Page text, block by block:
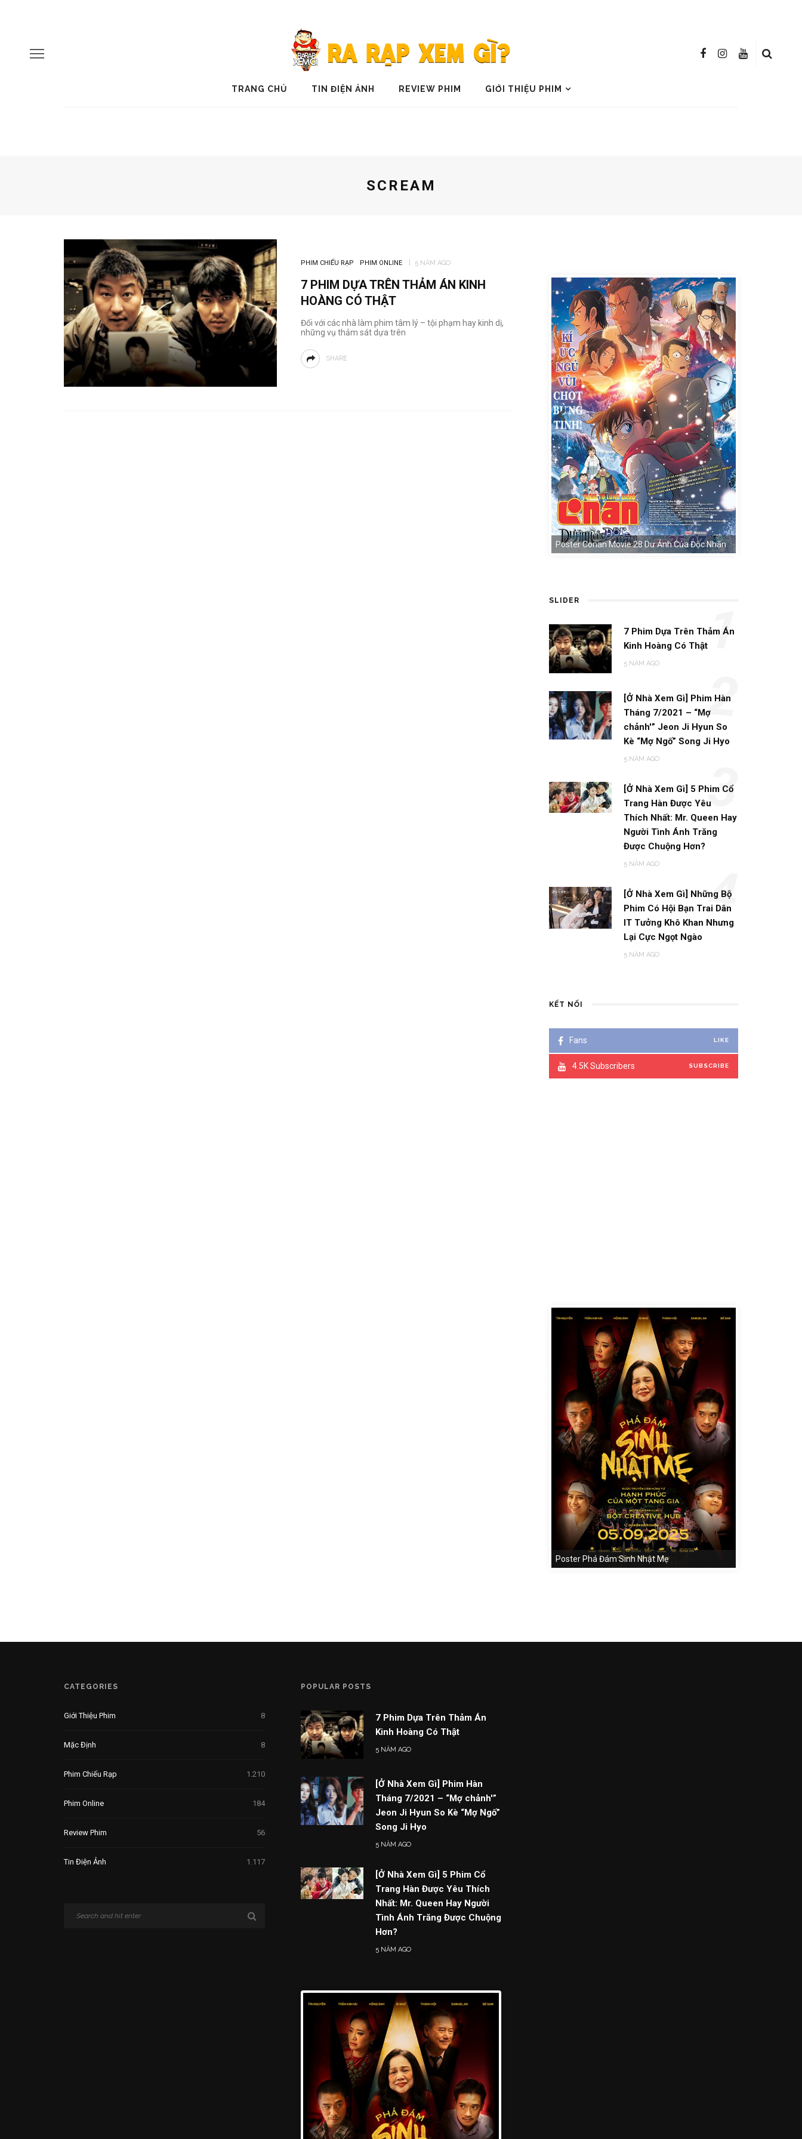
TRANG CHỦ TIN ĐIỆN ẢNH REVIEW PHIM GIỚI THIỆU PHIM
SCREAM
PHIM CHIẾU RẠP PHIM ONLINE 5 NĂM AGO
7 PHIM DỰA TRÊN THẢM ÁN KINH
HOÀNG CÓ THẬT
Đối với các nhà làm phim tâm lý – tội phạm hay kinh dị,
những vụ thảm sát dựa trên
SHARE
Poster Conan Movie 28 Dư Ảnh Của Độc Nhãn
SLIDER
7 Phim Dựa Trên Thảm Án
Kinh Hoàng Có Thật
5 NĂM AGO
1
[Ở Nhà Xem Gì] Phim Hàn
Tháng 7/2021 – “Mợ
chảnh'” Jeon Ji Hyun So
Kè “Mợ Ngố” Song Ji Hyo
5 NĂM AGO
2
[Ở Nhà Xem Gì] 5 Phim Cổ
Trang Hàn Được Yêu
Thích Nhất: Mr. Queen Hay
Người Tình Ánh Trăng
Được Chuộng Hơn?
5 NĂM AGO
3
[Ở Nhà Xem Gì] Những Bộ
Phim Có Hội Bạn Trai Dân
IT Tưởng Khô Khan Nhưng
Lại Cực Ngọt Ngào
5 NĂM AGO
4
KẾT NỐI
Fans LIKE
4.5K Subscribers SUBSCRIBE
Poster Phá Đám Sinh Nhật Mẹ
CATEGORIES
Giới Thiệu Phim 8
Mặc Định 8
Phim Chiếu Rạp 1.210
Phim Online 184
Review Phim 56
Tin Điện Ảnh 1.117
POPULAR POSTS
7 Phim Dựa Trên Thảm Án
Kinh Hoàng Có Thật
5 NĂM AGO
[Ở Nhà Xem Gì] Phim Hàn
Tháng 7/2021 – “Mợ chảnh'”
Jeon Ji Hyun So Kè “Mợ Ngố”
Song Ji Hyo
5 NĂM AGO
[Ở Nhà Xem Gì] 5 Phim Cổ
Trang Hàn Được Yêu Thích
Nhất: Mr. Queen Hay Người
Tình Ánh Trăng Được Chuộng
Hơn?
5 NĂM AGO